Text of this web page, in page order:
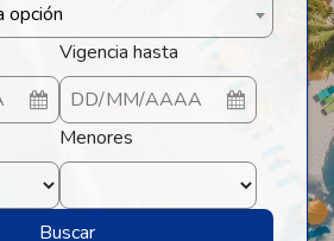
opción
Vigencia hasta
Menores
Buscar